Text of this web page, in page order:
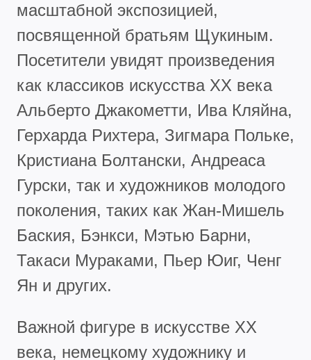
масштабной экспозицией,
посвященной братьям Щукиным.
Посетители увидят произведения
как классиков искусства ХХ века
Альберто Джакометти, Ива Кляйна,
Герхарда Рихтера, Зигмара Польке,
Кристиана Болтански, Андреаса
Гурски, так и художников молодого
поколения, таких как Жан-Мишель
Баския, Бэнкси, Мэтью Барни,
Такаси Мураками, Пьер Юиг, Ченг
Ян и других.
Важной фигуре в искусстве XX
века, немецкому художнику и